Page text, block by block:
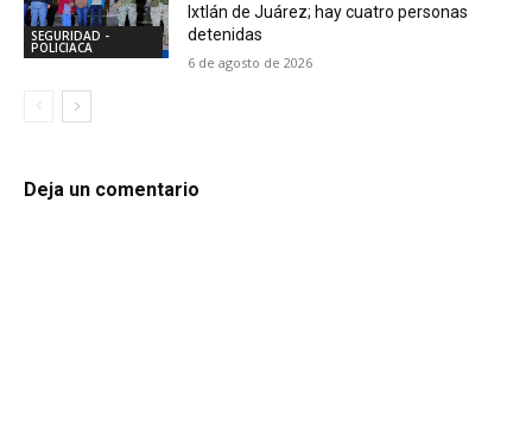
SEGURIDAD -
POLICIACA
Ixtlán de Juárez; hay cuatro personas
detenidas
6 de agosto de 2026
Deja un comentario